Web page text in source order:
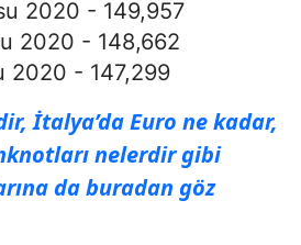
2020 - 149,957
2020 - 148,662
2020 - 147,299
İtalya’da Euro ne kadar,
nelerdir gibi
da buradan göz